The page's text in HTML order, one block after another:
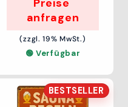
Preise
anfragen
(zzgl. 19% MwSt.)
🟢 Verfügbar
BESTSELLER